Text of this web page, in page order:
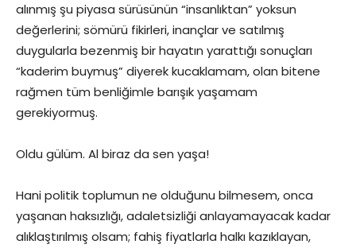
alınmış şu piyasa sürüsünün “insanlıktan” yoksun
değerlerini; sömürü fikirleri, inançlar ve satılmış
duygularla bezenmiş bir hayatın yarattığı sonuçları
“kaderim buymuş” diyerek kucaklamam, olan bitene
rağmen tüm benliğimle barışık yaşamam
gerekiyormuş.
Oldu gülüm. Al biraz da sen yaşa!
Hani politik toplumun ne olduğunu bilmesem, onca
yaşanan haksızlığı, adaletsizliği anlayamayacak kadar
alıklaştırılmış olsam; fahiş fiyatlarla halkı kazıklayan,